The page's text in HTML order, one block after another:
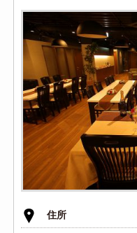
住所